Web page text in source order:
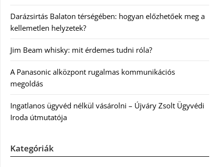
Darázsirtás Balaton térségében: hogyan előzhetőek meg a
kellemetlen helyzetek?
Jim Beam whisky: mit érdemes tudni róla?
A Panasonic alközpont rugalmas kommunikációs
megoldás
Ingatlanos ügyvéd nélkül vásárolni – Újváry Zsolt Ügyvédi
Iroda útmutatója
Kategóriák